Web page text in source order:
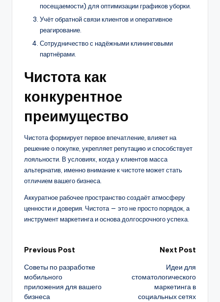
посещаемости) для оптимизации графиков уборки.
Учёт обратной связи клиентов и оперативное
реагирование.
Сотрудничество с надёжными клининговыми
партнёрами.
Чистота как
конкурентное
преимущество
Чистота формирует первое впечатление, влияет на
решение о покупке, укрепляет репутацию и способствует
лояльности. В условиях, когда у клиентов масса
альтернатив, именно внимание к чистоте может стать
отличием вашего бизнеса.
Аккуратное рабочее пространство создаёт атмосферу
ценности и доверия. Чистота — это не просто порядок, а
инструмент маркетинга и основа долгосрочного успеха.
Post
navigation
Previous Post
Советы по разработке
мобильного
приложения для вашего
бизнеса
Next Post
Идеи для
стоматологического
маркетинга в
социальных сетях